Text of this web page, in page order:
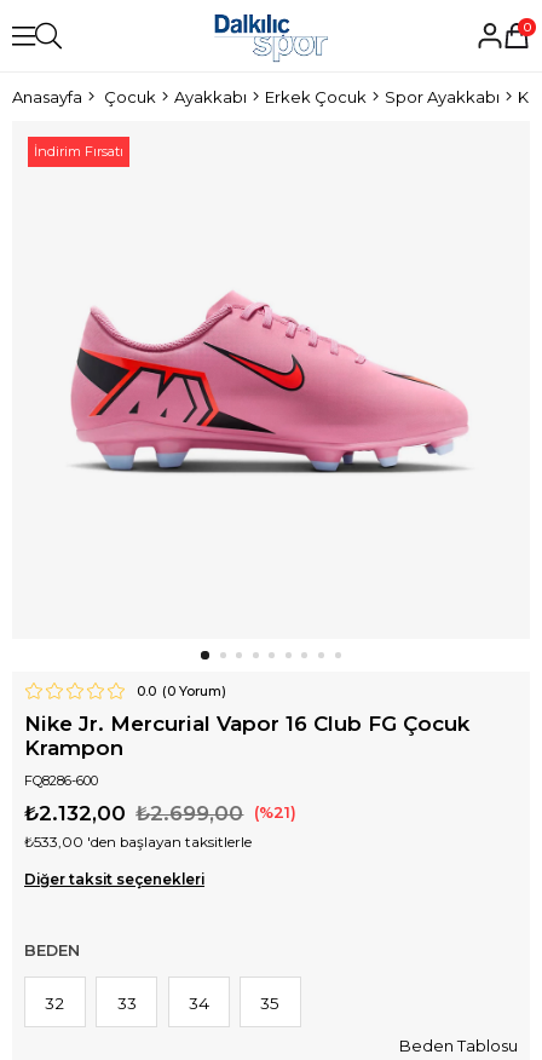
0
Anasayfa Çocuk Ayakkabı Erkek Çocuk Spor Ayakkabı
İndirim Fırsatı
0.0 (0Yorum)
Nike Jr. Mercurial Vapor 16 Club FG Çocuk
Krampon
FQ8286-600
₺2.699,00
₺2.132,00 21
₺533,00 'den başlayan taksitlerle
Diğer taksit seçenekleri
BEDEN
32 33 34 35
Beden Tablosu